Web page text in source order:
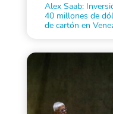
Alex Saab:
40 millones de
de cartón en